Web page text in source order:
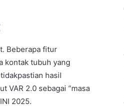
Beberapa fitur
kontak tubuh yang
hasil
VAR 2.0 sebagai “masa
2025.